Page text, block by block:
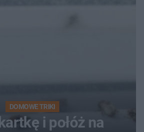
DOMOWE TRIKI
i połóż na